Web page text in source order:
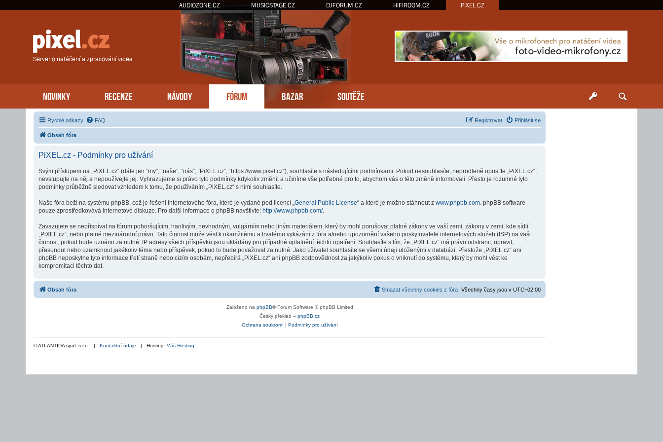
AUDIOZONE.CZ MUSICSTAGE.CZ DJFORUM.CZ HIFIROOM.CZ PIXEL.CZ
Server o natáčení a zpracování videa
NOVINKY RECENZE NÁVODY FÓRUM BAZAR SOUTĚŽE
Rychlé odkazy FAQ Přihlásit se
Registrovat
Obsah fóra
PiXEL.cz - Podmínky pro užívání
Svým přístupem na „PiXEL.cz“ (dále jen “my”, “naše”, “nás”, “PiXEL.cz”, “https://www.pixel.cz”), souhlasíte s následujícími podmínkami. Pokud nesouhlasíte, neprodleně opusťte „PiXEL.cz“,
nevstupujte na něj a nepoužívejte jej. Vyhrazujeme si právo tyto podmínky kdykoliv změnit a učiníme vše potřebné pro to, abychom vás o této změně informovali. Přesto je rozumné tyto
podmínky průběžně sledovat vzhledem k tomu, že používáním „PiXEL.cz“ s nimi souhlasíte.
Naše fóra beží na systému phpBB, což je řešení internetového fóra, které je vydané pod licencí „General Public License“ a které je možno stáhnout z www.phpbb.com. phpBB software
pouze zprostředkovává internetové diskuze. Pro další informace o phpBB navštivte: http://www.phpbb.com/.
Zavazujete se nepřispívat na fórum pohoršujícím, hanlivým, nevhodným, vulgárním nebo jiným materiálem, který by mohl porušovat platné zákony ve vaší zemi, zákony v zemi, kde sídlí
„PiXEL.cz“, nebo platné mezinárodní právo. Tato činnost může vést k okamžitému a trvalému vykázání z fóra a/nebo upozornění vašeho poskytovatele internetových služeb (ISP) na vaši
činnost, pokud bude uznáno za nutné. IP adresy všech příspěvků jsou ukládány pro případné uplatnění těchto opatření. Souhlasíte s tím, že „PiXEL.cz“ má právo odstranit, upravit,
přesunout nebo uzamknout jakékoliv téma nebo příspěvek, pokud to bude považovat za nutné. Jako uživatel souhlasíte se všemi údaji uloženými v databázi. Přestože „PiXEL.cz“ ani
phpBB neposkytne tyto informace třetí straně nebo cizím osobám, nepřebírá „PiXEL.cz“ ani phpBB zodpovědnost za jakýkoliv pokus o vniknutí do systému, který by mohl vést ke
kompromitaci těchto dat.
Obsah fóra Všechny časy jsou v UTC+02:00
Smazat všechny cookies z fóra
Založeno na phpBB® Forum Software © phpBB Limited
Český překlad – phpBB.cz
Ochrana soukromí| Podmínky pro užívání
© ATLANTIDA spol. s r.o. | Kontaktní údaje | Hosting: Váš Hosting